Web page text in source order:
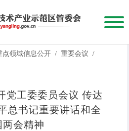
点领域信息公开 / 重要会议 /
党工委委员会议 传达
总书记重要讲话和全
两会精神